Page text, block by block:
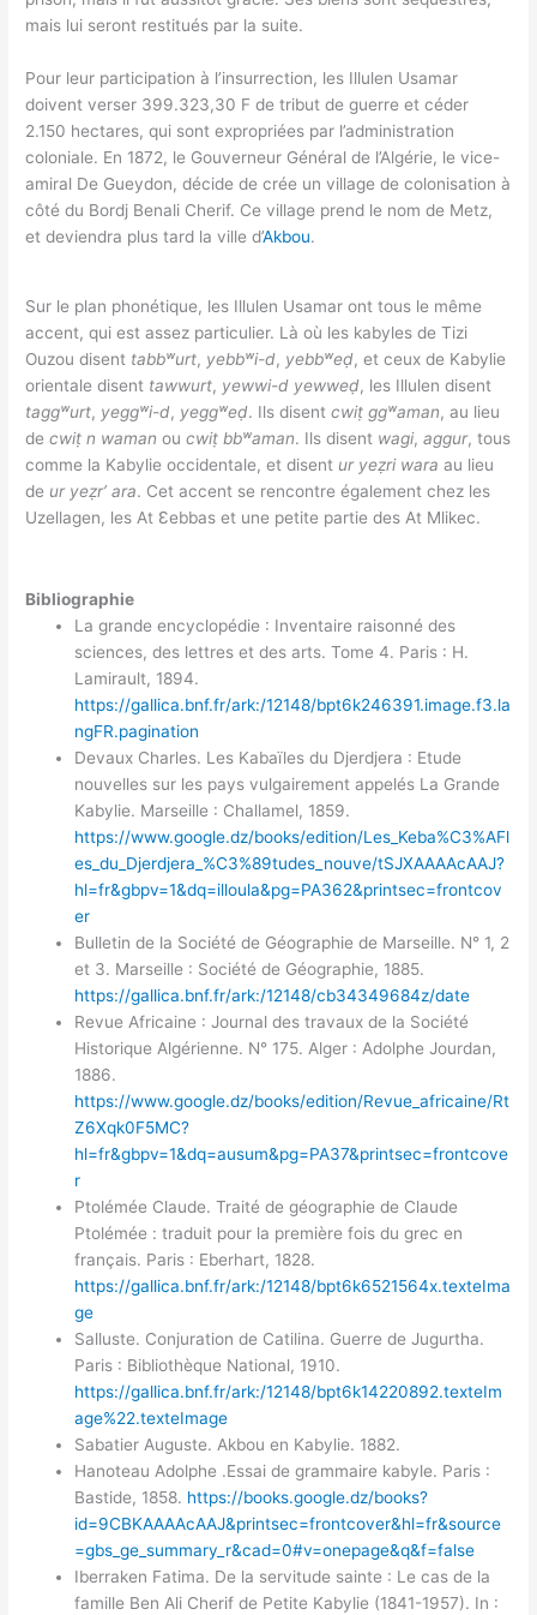
mais lui seront restitués par la suite.
Pour leur participation à l’insurrection, les Illulen Usamar
doivent verser 399.323,30 F de tribut de guerre et céder
2.150 hectares, qui sont expropriées par l’administration
coloniale. En 1872, le Gouverneur Général de l’Algérie, le vice-
amiral De Gueydon, décide de crée un village de colonisation à
côté du Bordj Benali Cherif. Ce village prend le nom de Metz,
et deviendra plus tard la ville d’Akbou.
Sur le plan phonétique, les Illulen Usamar ont tous le même
accent, qui est assez particulier. Là où les kabyles de Tizi
Ouzou disent tabbʷurt, yebbʷi-d, yebbʷeḍ, et ceux de Kabylie
orientale disent tawwurt, yewwi-d yewweḍ, les Illulen disent
taggʷurt, yeggʷi-d, yeggʷeḍ. Ils disentcwiṭ ggʷaman, au lieu
decwiṭ n waman oucwiṭ bbʷaman. Ils disent wagi,aggur, tous
comme la Kabylie occidentale, et disent ur yeẓri wara au lieu
de ur yeẓr’ ara. Cet accent se rencontre également chez les
Uzellagen, les At Ɛebbas et une petite partie des At Mlikec.
Bibliographie
La grande encyclopédie : Inventaire raisonné des
sciences, des lettres et des arts. Tome 4. Paris : H.
Lamirault, 1894.
https://gallica.bnf.fr/ark:/12148/bpt6k246391.image.f3.la
ngFR.pagination
Devaux Charles. Les Kabaïles du Djerdjera : Etude
nouvelles sur les pays vulgairement appelés La Grande
Kabylie. Marseille : Challamel, 1859.
https://www.google.dz/books/edition/Les_Keba%C3%AFl
es_du_Djerdjera_%C3%89tudes_nouve/tSJXAAAAcAAJ?
hl=fr&gbpv=1&dq=illoula&pg=PA362&printsec=frontcov
er
Bulletin de la Société de Géographie de Marseille. N° 1, 2
et 3. Marseille : Société de Géographie, 1885.
https://gallica.bnf.fr/ark:/12148/cb34349684z/date
Revue Africaine : Journal des travaux de la Société
Historique Algérienne. N° 175. Alger : Adolphe Jourdan,
1886.
https://www.google.dz/books/edition/Revue_africaine/Rt
Z6Xqk0F5MC?
hl=fr&gbpv=1&dq=ausum&pg=PA37&printsec=frontcove
r
Ptolémée Claude. Traité de géographie de Claude
Ptolémée : traduit pour la première fois du grec en
français. Paris : Eberhart, 1828.
https://gallica.bnf.fr/ark:/12148/bpt6k6521564x.texteIma
ge
Salluste. Conjuration de Catilina. Guerre de Jugurtha.
Paris : Bibliothèque National, 1910.
https://gallica.bnf.fr/ark:/12148/bpt6k14220892.texteIm
age%22.texteImage
Sabatier Auguste. Akbou en Kabylie. 1882.
Hanoteau Adolphe .Essai de grammaire kabyle. Paris :
Bastide, 1858. https://books.google.dz/books?
id=9CBKAAAAcAAJ&printsec=frontcover&hl=fr&source
=gbs_ge_summary_r&cad=0#v=onepage&q&f=false
Iberraken Fatima. De la servitude sainte : Le cas de la
famille Ben Ali Cherif de Petite Kabylie (1841-1957). In :